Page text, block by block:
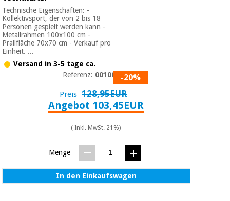
Technische Eigenschaften: -
Kollektivsport, der von 2 bis 18
Personen gespielt werden kann -
Metallrahmen 100x100 cm -
Prallfläche 70x70 cm - Verkauf pro
Einheit. ...
Versand in 3-5 tage ca.
Referenz: 0010090-20%
Preis 128,95EUR
Angebot 103,45EUR
( Inkl. MwSt. 21%)
Menge
In den Einkaufswagen